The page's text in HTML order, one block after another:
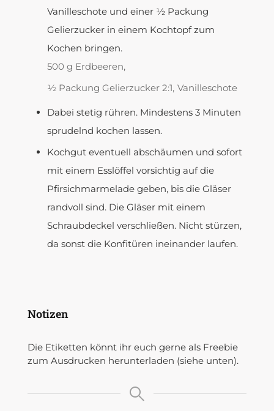
Vanilleschote und einer ½ Packung
Gelierzucker in einem Kochtopf zum
Kochen bringen.
500 g Erdbeeren,
½ Packung Gelierzucker 2:1, Vanilleschote
Dabei stetig rühren. Mindestens 3 Minuten
sprudelnd kochen lassen.
Kochgut eventuell abschäumen und sofort
mit einem Esslöffel vorsichtig auf die
Pfirsichmarmelade geben, bis die Gläser
randvoll sind. Die Gläser mit einem
Schraubdeckel verschließen. Nicht stürzen,
da sonst die Konfitüren ineinander laufen.
Notizen
Die Etiketten könnt ihr euch gerne als Freebie
zum Ausdrucken herunterladen (siehe unten).